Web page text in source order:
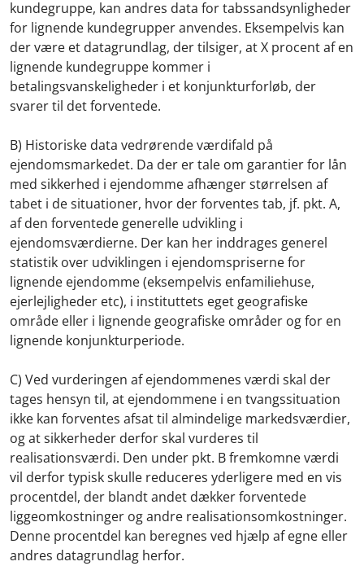
kundegruppe, kan andres data for tabssandsynligheder
for lignende kundegrupper anvendes. Eksempelvis kan
der være et datagrundlag, der tilsiger, at X procent af en
lignende kundegruppe kommer i
betalingsvanskeligheder i et konjunkturforløb, der
svarer til det forventede.
B) Historiske data vedrørende værdifald på
ejendomsmarkedet. Da der er tale om garantier for lån
med sikkerhed i ejendomme afhænger størrelsen af
tabet i de situationer, hvor der forventes tab, jf. pkt. A,
af den forventede generelle udvikling i
ejendomsværdierne. Der kan her inddrages generel
statistik over udviklingen i ejendomspriserne for
lignende ejendomme (eksempelvis enfamiliehuse,
ejerlejligheder etc), i instituttets eget geografiske
område eller i lignende geografiske områder og for en
lignende konjunkturperiode.
C) Ved vurderingen af ejendommenes værdi skal der
tages hensyn til, at ejendommene i en tvangssituation
ikke kan forventes afsat til almindelige markedsværdier,
og at sikkerheder derfor skal vurderes til
realisationsværdi. Den under pkt. B fremkomne værdi
vil derfor typisk skulle reduceres yderligere med en vis
procentdel, der blandt andet dækker forventede
liggeomkostninger og andre realisationsomkostninger.
Denne procentdel kan beregnes ved hjælp af egne eller
andres datagrundlag herfor.